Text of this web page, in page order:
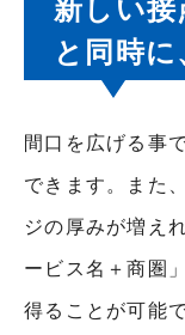
新しい接
と同時
間口を広げる事
できます。また
ジの厚みが増え
ービス名＋商圏
得ることが可能